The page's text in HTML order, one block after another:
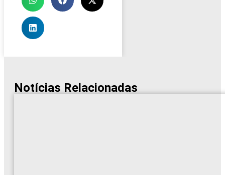
Notícias Relacionadas